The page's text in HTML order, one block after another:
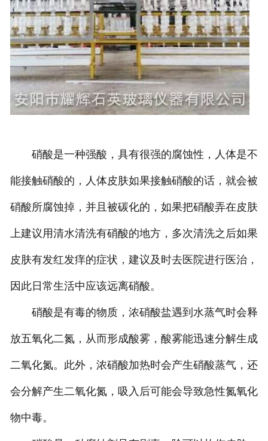
硝酸是一种强酸，具有很强的腐蚀性，人体是不
能接触硝酸的，人体皮肤如果接触硝酸的话，就会被
硝酸所腐蚀掉，并且被碳化的，如果把硝酸弄在皮肤
上建议用清水清洗有硝酸的地方，多次清洗之后如果
皮肤有发红发痒的症状，建议及时去医院进行医治，
因此日常生活中应该远离硝酸。
硝酸是有毒的物质，浓硝酸盐遇到水蒸气时会释
放五氧化二氮，从而形成酸雾，酸雾能迅速分解生成
二氧化氮。此外，浓硝酸加热时会产生硝酸蒸气，还
会分解产生二氧化氮，吸入后可能会导致急性氮氧化
物中毒。